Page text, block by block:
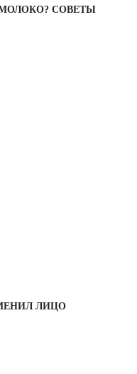
СОВЕТЫ
ЛИЦО